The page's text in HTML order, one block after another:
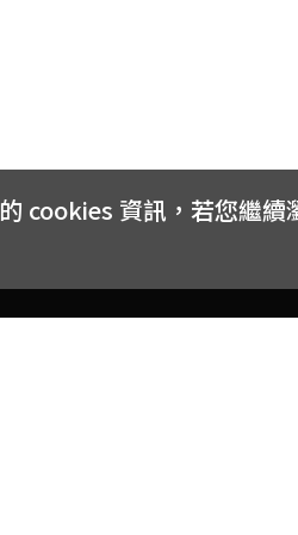
cookies 資訊，若您繼